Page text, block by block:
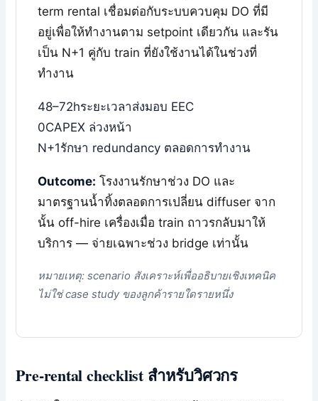
term rental เชื่อมต่อกับระบบควบคุม DO ที่มี
อยู่เพื่อให้ทำงานตาม setpoint เดียวกัน และรัน
เป็น N+1 คู่กับ train ที่ยังใช้งานได้ในช่วงที่
ทำงาน
48–72hระยะเวลาส่งมอบ EEC
0CAPEX ล่วงหน้า
N+1รักษา redundancy ตลอดการทำงาน
Outcome: โรงงานรักษาช่วง DO และ
มาตรฐานน้ำทิ้งตลอดการเปลี่ยน diffuser จาก
นั้น off-hire เครื่องเมื่อ train ถาวรกลับมาให้
บริการ — จ่ายเฉพาะช่วง bridge เท่านั้น
หมายเหตุ: scenario สังเคราะห์เพื่ออธิบายเชิงเทคนิค
ไม่ใช่ case study ของลูกค้ารายใดรายหนึ่ง
Pre-rental checklist สำหรับวิศวกร